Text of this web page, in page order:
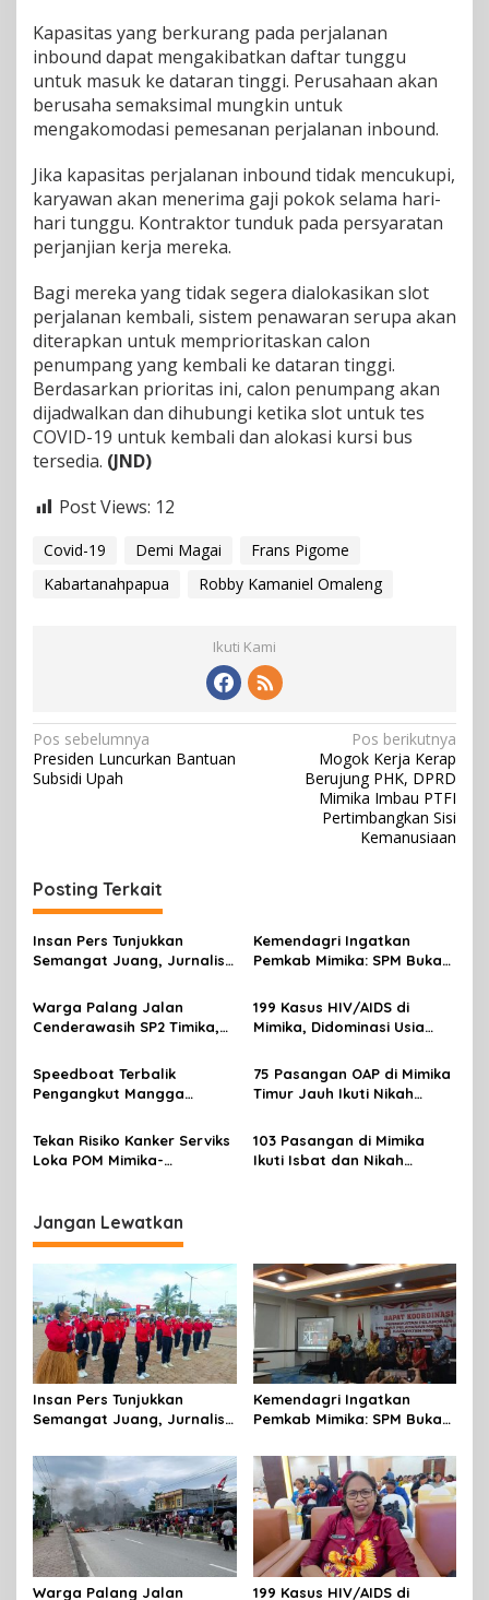
Kapasitas yang berkurang pada perjalanan
inbound dapat mengakibatkan daftar tunggu
untuk masuk ke dataran tinggi. Perusahaan akan
berusaha semaksimal mungkin untuk
mengakomodasi pemesanan perjalanan inbound.
Jika kapasitas perjalanan inbound tidak mencukupi,
karyawan akan menerima gaji pokok selama hari-
hari tunggu. Kontraktor tunduk pada persyaratan
perjanjian kerja mereka.
Bagi mereka yang tidak segera dialokasikan slot
perjalanan kembali, sistem penawaran serupa akan
diterapkan untuk memprioritaskan calon
penumpang yang kembali ke dataran tinggi.
Berdasarkan prioritas ini, calon penumpang akan
dijadwalkan dan dihubungi ketika slot untuk tes
COVID-19 untuk kembali dan alokasi kursi bus
tersedia. (JND)
Post Views: 12
Covid-19 Demi Magai
Frans Pigome
Kabartanahpapua
Robby Kamaniel Omaleng
Ikuti Kami
N
a
a
s
i
o
Pos sebelumnya
Presiden Luncurkan Bantuan
Subsidi Upah
Pos berikutnya
Mogok Kerja Kerap
Berujung PHK, DPRD
Mimika Imbau PTFI
Pertimbangkan Sisi
Kemanusiaan
Posting Terkait
Insan Pers Tunjukkan
Semangat Juang, Jurnalis
Meriahkan Lomba Gerak
Jalan Kreasi HUT ke-81 RI
Kemendagri Ingatkan
Pemkab Mimika: SPM Bukan
Wujud Nyata Pelayanan
Rakyat
Warga Palang Jalan
Cenderawasih SP2 Timika,
Pemicunya
199 Kasus HIV/AIDS di
Mimika, Didominasi Usia
Speedboat Terbalik
Pengangkut Mangga
75 Pasangan OAP di Mimika
Timur Jauh Ikuti Nikah
Tekan Risiko Kanker Serviks
Loka POM Mimika-
103 Pasangan di Mimika
Ikuti Isbat dan Nikah
Jangan Lewatkan
Insan Pers Tunjukkan
Semangat Juang, Jurnalis
Meriahkan Lomba Gerak
Jalan Kreasi HUT ke-81 RI
Kemendagri Ingatkan
Pemkab Mimika: SPM Bukan
Wujud Nyata Pelayanan
Rakyat
Warga Palang Jalan 199 Kasus HIV/AIDS di